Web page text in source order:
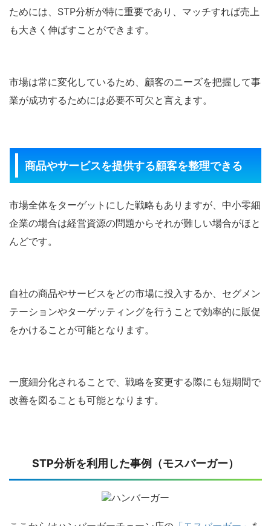
ためには、STP分析が特に重要であり、マッチすれば売上
も大きく伸ばすことができます。
市場は常に変化しているため、顧客のニーズを把握して事
業が成功するためには必要不可欠と言えます。
商品やサービスを提供する顧客を整理できる
市場全体をターゲットにした戦略もありますが、中小零細
企業の場合は経営資源の問題からそれが難しい場合がほと
んどです。
自社の商品やサービスをどの市場に投入するか、セグメン
テーションやターゲッティングを行うことで効率的に販促
をかけることが可能となります。
一度細分化されることで、戦略を変更する際にも短期間で
改善を図ることも可能となります。
STP分析を利用した事例（モスバーガー）